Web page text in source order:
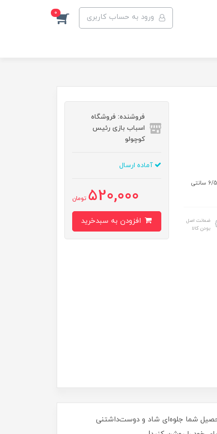
ورود به حساب کاربری 0
اندازه بسته جعبه: طول : 13/5 سانتی متر عرض : 8 سانتی متر ارتفاع : 6/5 سانتی
ضمانت اصل
بودن کالا
فروشنده: فروشگاه
اسباب بازی رئیس
کوچولو
آماده ارسال
520,000 تومان
تحصیل شما جلوه‌ای شاد و دوست‌داشتنی